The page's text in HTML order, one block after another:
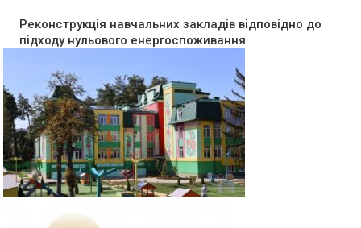
Реконструкція навчальних закладів відповідно до
підходу нульового енергоспоживання